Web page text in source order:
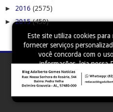
Este site utiliza cookies
fornecer serviços
você concorda com o
informações, leia nossa
► 2016 (2575)
►2015(450)